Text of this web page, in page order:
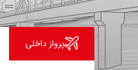
پرواز داخلی